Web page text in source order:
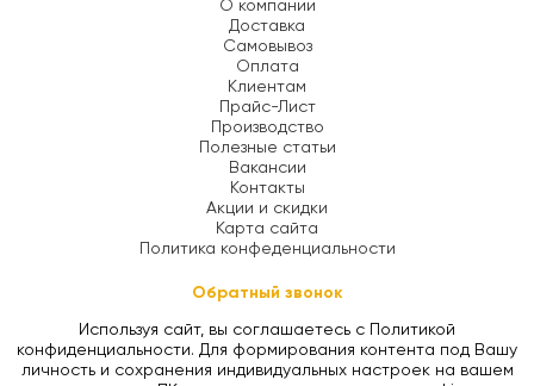
О компании
Доставка
Самовывоз
Оплата
Клиентам
Прайс-Лист
Производство
Полезные статьи
Вакансии
Контакты
Акции и скидки
Карта сайта
Политика конфеденциальности
Обратный звонок
Используя сайт, вы соглашаетесь с Политикой
конфиденциальности. Для формирования контента под Вашу
личность и сохранения индивидуальных настроек на вашем